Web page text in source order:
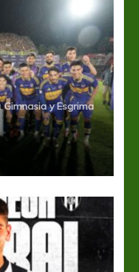
Gimnasia y Esgrima